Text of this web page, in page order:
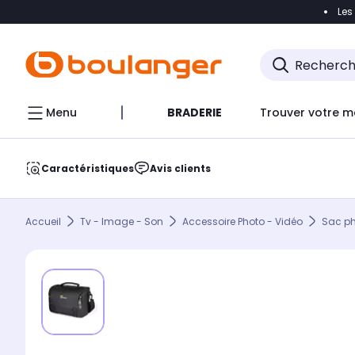
Accéder
Menu BRADERIE Trouver votre
Caractéristiques Avis clients
Accueil Tv - Image - Son Accessoire Photo - Vidéo Sac